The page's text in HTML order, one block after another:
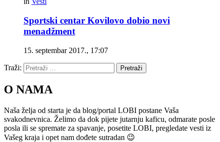
Sportski centar Kovilovo dobio novi
menadžment
15. septembar 2017., 17:07
Traži: Pretraži
O NAMA
Naša želja od starta je da blog/portal LOBI postane Vaša
svakodnevnica. Želimo da dok pijete jutarnju kaficu, odmarate posle
posla ili se spremate za spavanje, posetite LOBI, pregledate vesti iz
Vašeg kraja i opet nam dođete sutradan 😉